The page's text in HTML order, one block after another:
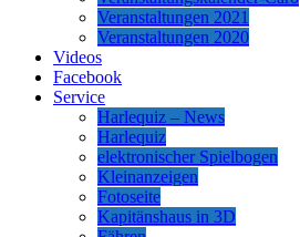
Veranstaltungen 2021
Veranstaltungen 2020
Videos
Facebook
Service
Harlequiz – News
Harlequiz
elektronischer Spielbogen
Kleinanzeigen
Fotoseite
Kapitänshaus in 3D